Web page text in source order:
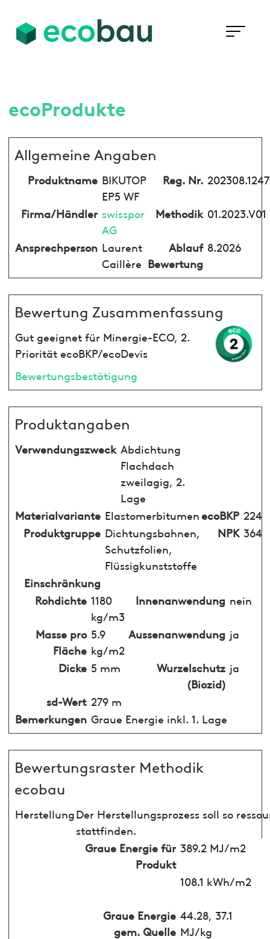
ecoProdukte
Allgemeine Angaben
Produktname BIKUTOP
EP5 WF
Reg. Nr.
Firma/Händler swisspor
AG
Methodik 01.2023.V01
Ansprechperson Laurent
Caillère
Ablauf
Bewertung
8.2026
Bewertung Zusammenfassung
Gut geeignet für Minergie-ECO, 2.
Priorität ecoBKP/ecoDevis
Bewertungsbestätigung
Produktangaben
Verwendungszweck Abdichtung
Flachdach
zweilagig, 2.
Lage
Materialvariante ElastomerbitumenecoBKP 224
Produktgruppe Dichtungsbahnen,
Schutzfolien,
Flüssigkunststoffe
NPK 364
Einschränkung
Rohdichte 1180
kg/m3
Innenanwendung nein
Masse pro
Fläche
5.9
kg/m2
Aussenanwendung ja
Dicke 5 mm
Wurzelschutz
(Biozid)
ja
sd-Wert 279 m
Bemerkungen Graue Energie inkl. 1. Lage
Bewertungsraster Methodik
ecobau
HerstellungDer Herstellungsprozess soll so
stattfinden.
Graue Energie für
Produkt
389.2 MJ/m2
108.1 kWh/m2
Graue Energie
gem. Quelle
44.28, 37.1
MJ/kg